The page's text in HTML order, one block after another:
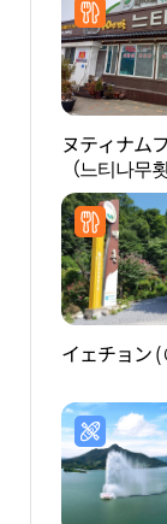
ヌティナム
（느티나무
イェチョン (